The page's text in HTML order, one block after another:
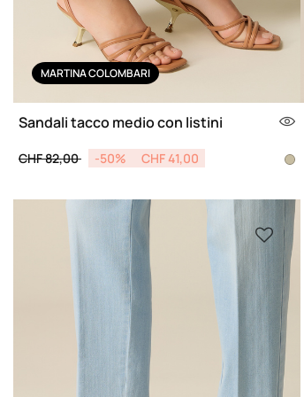
MARTINA COLOMBARI
Sandali tacco medio con listini
Price reduced from
CHF 82,00to-50% CHF 41,00